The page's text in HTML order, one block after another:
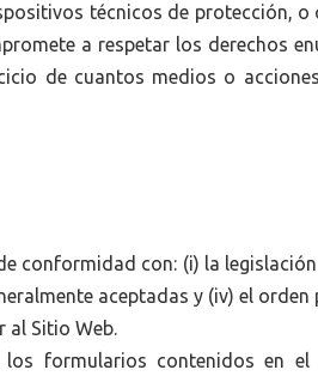
técnicos de protección, o
a respetar los derechos
de cuantos medios o
conformidad con: (i) la
aceptadas y (iv) el orden
al Sitio Web.
formularios contenidos en